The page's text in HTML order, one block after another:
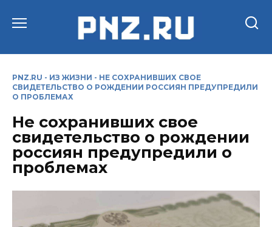
PNZ.RU - ИЗ ЖИЗНИ - НЕ СОХРАНИВШИХ СВОЕ
СВИДЕТЕЛЬСТВО О РОЖДЕНИИ РОССИЯН ПРЕДУПРЕДИЛИ
О ПРОБЛЕМАХ
Не сохранивших свое
свидетельство о рождении
россиян предупредили о
проблемах